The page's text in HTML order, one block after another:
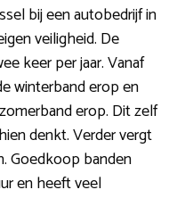
bij een autobedrijf in
veiligheid. De
keer per jaar. Vanaf
winterband erop en
erop. Dit zelf
denkt. Verder vergt
Goedkoop banden
en heeft veel